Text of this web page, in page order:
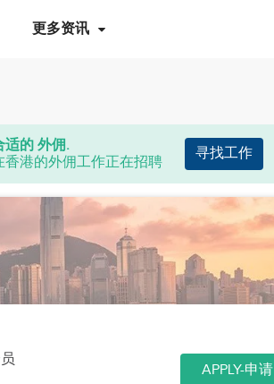
更多资讯
适的 外佣.
港的外佣工作正在招聘
寻找工作
APPLY-申请